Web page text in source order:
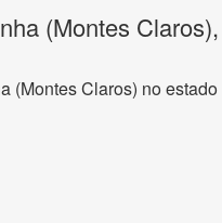
(Montes Claros),
(Montes Claros) no estado